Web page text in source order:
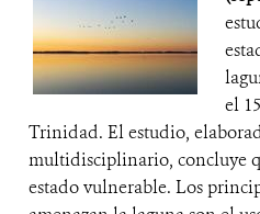
el
Trinidad. El estudio,
multidisciplinario, concluye
estado vulnerable. Los